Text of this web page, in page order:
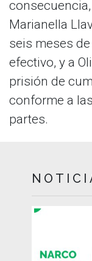
Marianella
seis meses
efectivo, y a
prisión de
conforme a
partes.